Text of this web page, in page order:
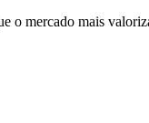
o mercado mais